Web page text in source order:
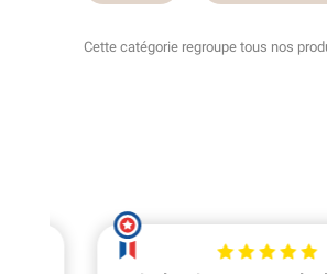
Cette catégorie regroupe tous nos